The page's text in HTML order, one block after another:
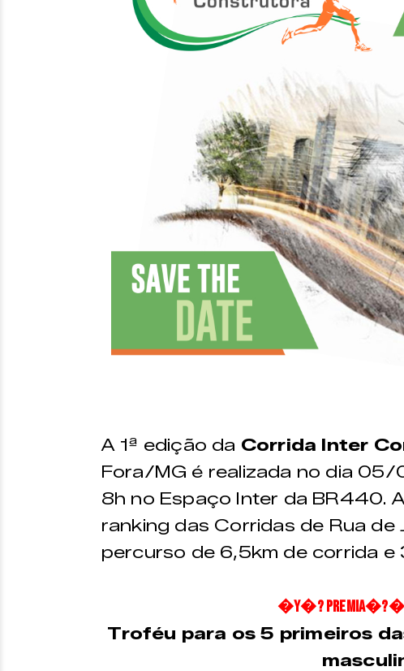
A 1ª edição da Corrida Inter
Fora/MG é realizada no dia
8h no Espaço Inter da BR440.
ranking das Corridas de Rua de
percurso de 6,5km de corrida e
�Y�?
Troféu para os 5 primeiros